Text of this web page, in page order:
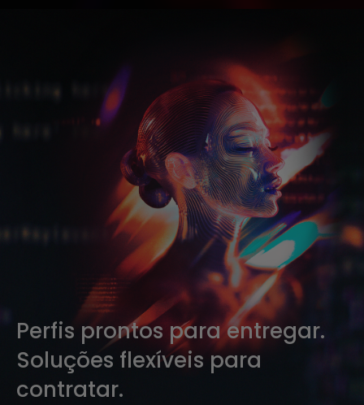
Perfis prontos para entregar.
Soluções flexíveis para
contratar.